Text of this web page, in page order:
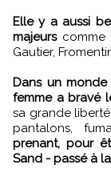
Elle y a aussi
majeurscomme
Gautier,
Dans un
femme a bravé
sa grande
pantalons,
prenant, pour
Sand - passé à